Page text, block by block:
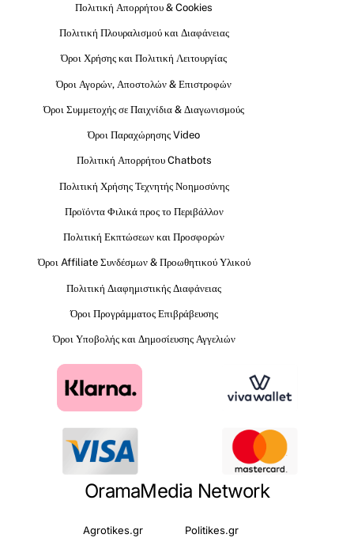
Πολιτική Απορρήτου & Cookies
Πολιτική Πλουραλισμού και Διαφάνειας
Όροι Χρήσης και Πολιτική Λειτουργίας
Όροι Αγορών, Αποστολών & Επιστροφών
Όροι Συμμετοχής σε Παιχνίδια & Διαγωνισμούς
Όροι Παραχώρησης Video
Πολιτική Απορρήτου Chatbots
Πολιτική Χρήσης Τεχνητής Νοημοσύνης
Προϊόντα Φιλικά προς το Περιβάλλον
Πολιτική Εκπτώσεων και Προσφορών
Όροι Affiliate Συνδέσμων & Προωθητικού Υλικού
Πολιτική Διαφημιστικής Διαφάνειας
Όροι Προγράμματος Επιβράβευσης
Όροι Υποβολής και Δημοσίευσης Αγγελιών
OramaMedia Network
Agrotikes.gr Politikes.gr